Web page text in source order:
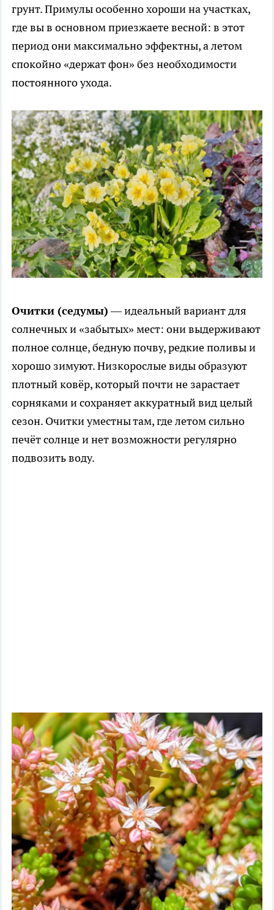
грунт. Примулы особенно хороши на участках,
где вы в основном приезжаете весной: в этот
период они максимально эффектны, а летом
спокойно «держат фон» без необходимости
постоянного ухода.
Очитки (седумы)— идеальный вариант для
солнечных и «забытых» мест: они выдерживают
полное солнце, бедную почву, редкие поливы и
хорошо зимуют. Низкорослые виды образуют
плотный ковёр, который почти не зарастает
сорняками и сохраняет аккуратный вид целый
сезон. Очитки уместны там, где летом сильно
печёт солнце и нет возможности регулярно
подвозить воду.